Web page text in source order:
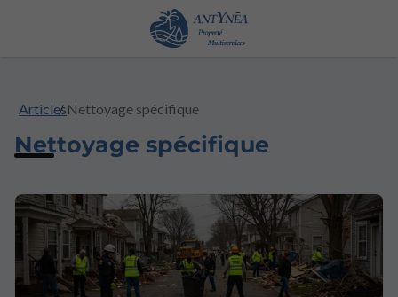
ArticlesNettoyage spécifique
Nettoyage spécifique